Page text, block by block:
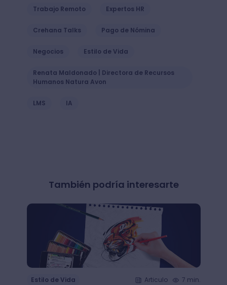
Trabajo Remoto Expertos HR
Crehana Talks Pago de Nómina
Negocios Estilo de Vida
Renata Maldonado | Directora de Recursos
Humanos Natura Avon
LMS IA
También podría interesarte
Estilo de Vida Articulo 7 min.